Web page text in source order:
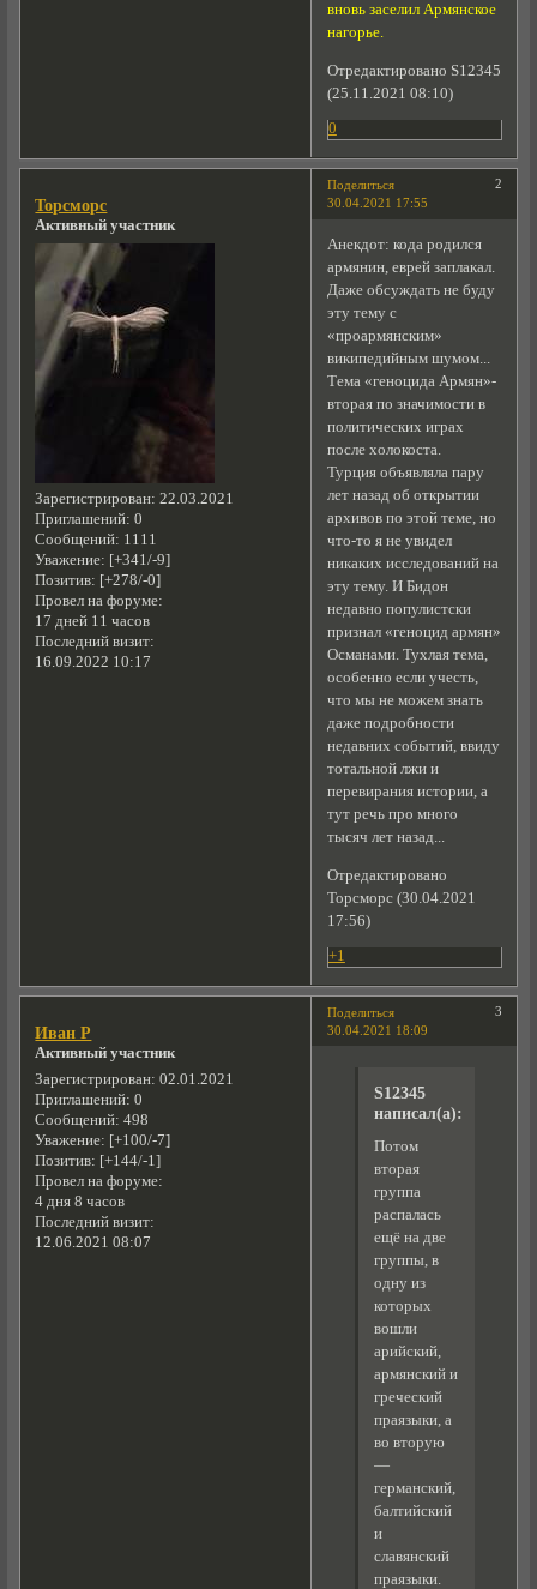
вновь заселил Армянское
нагорье.
Отредактировано S12345
(25.11.2021 08:10)
0
Поделиться
2
30.04.2021 17:55
Торсморс
Активный участник
Зарегистрирован: 22.03.2021
Приглашений: 0
Сообщений: 1111
Уважение: [+341/-9]
Позитив: [+278/-0]
Провел на форуме:
17 дней 11 часов
Последний визит:
16.09.2022 10:17
Анекдот: кода родился
армянин, еврей заплакал.
Даже обсуждать не буду
эту тему с
«проармянским»
википедийным шумом...
Тема «геноцида Армян»-
вторая по значимости в
политических играх
после холокоста.
Турция объявляла пару
лет назад об открытии
архивов по этой теме, но
что-то я не увидел
никаких исследований на
эту тему. И Бидон
недавно популистски
признал «геноцид армян»
Османами. Тухлая тема,
особенно если учесть,
что мы не можем знать
даже подробности
недавних событий, ввиду
тотальной лжи и
перевирания истории, а
тут речь про много
тысяч лет назад...
Отредактировано
Торсморс (30.04.2021
17:56)
+1
Поделиться
3
30.04.2021 18:09
Иван Р
Активный участник
Зарегистрирован: 02.01.2021
Приглашений: 0
Сообщений: 498
Уважение: [+100/-7]
Позитив: [+144/-1]
Провел на форуме:
4 дня 8 часов
Последний визит:
12.06.2021 08:07
S12345
написал(а):
Потом
вторая
группа
распалась
ещё на две
группы, в
одну из
которых
вошли
арийский,
армянский и
греческий
праязыки, а
во вторую
—
германский,
балтийский
и
славянский
праязыки.